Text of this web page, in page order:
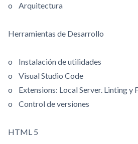
o Arquitectura
Herramientas de Desarrollo
o Instalación de utilidades
o Visual Studio Code
o Extensions: Local Server. Linting y
o Control de versiones
HTML 5